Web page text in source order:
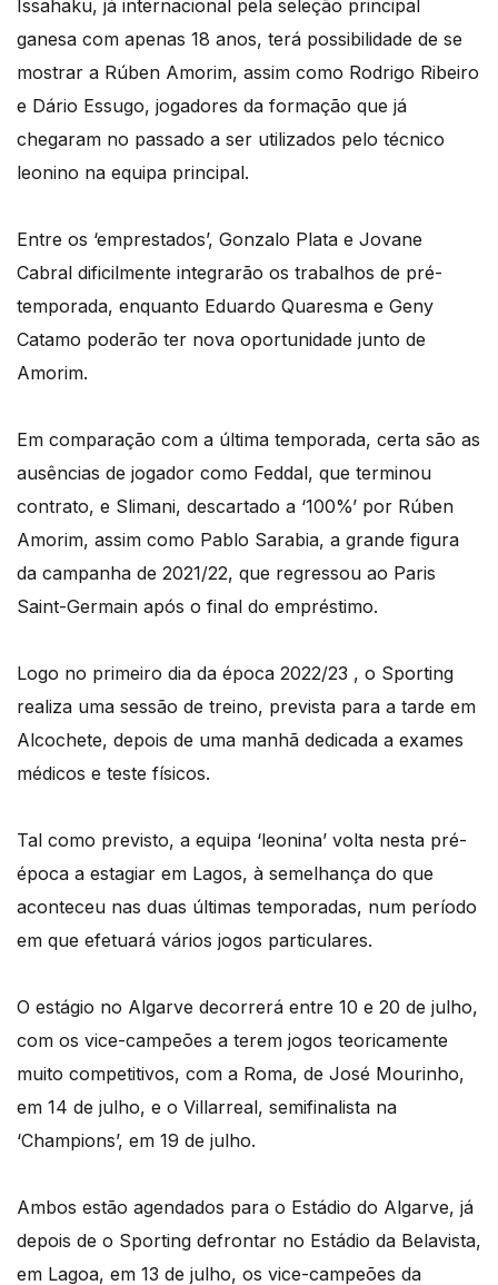
Issahaku, já internacional pela seleção principal
ganesa com apenas 18 anos, terá possibilidade de se
mostrar a Rúben Amorim, assim como Rodrigo Ribeiro
e Dário Essugo, jogadores da formação que já
chegaram no passado a ser utilizados pelo técnico
leonino na equipa principal.
Entre os ‘emprestados’, Gonzalo Plata e Jovane
Cabral dificilmente integrarão os trabalhos de pré-
temporada, enquanto Eduardo Quaresma e Geny
Catamo poderão ter nova oportunidade junto de
Amorim.
Em comparação com a última temporada, certa são as
ausências de jogador como Feddal, que terminou
contrato, e Slimani, descartado a ‘100%’ por Rúben
Amorim, assim como Pablo Sarabia, a grande figura
da campanha de 2021/22, que regressou ao Paris
Saint-Germain após o final do empréstimo.
Logo no primeiro dia da época 2022/23 , o Sporting
realiza uma sessão de treino, prevista para a tarde em
Alcochete, depois de uma manhã dedicada a exames
médicos e teste físicos.
Tal como previsto, a equipa ‘leonina’ volta nesta pré-
época a estagiar em Lagos, à semelhança do que
aconteceu nas duas últimas temporadas, num período
em que efetuará vários jogos particulares.
O estágio no Algarve decorrerá entre 10 e 20 de julho,
com os vice-campeões a terem jogos teoricamente
muito competitivos, com a Roma, de José Mourinho,
em 14 de julho, e o Villarreal, semifinalista na
‘Champions’, em 19 de julho.
Ambos estão agendados para o Estádio do Algarve, já
depois de o Sporting defrontar no Estádio da Belavista,
em Lagoa, em 13 de julho, os vice-campeões da